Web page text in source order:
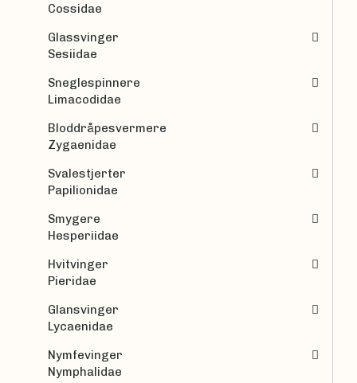
Cossidae
Glassvinger
Sesiidae
Sneglespinnere
Limacodidae
Bloddråpesvermere
Zygaenidae
Svalestjerter
Papilionidae
Smygere
Hesperiidae
Hvitvinger
Pieridae
Glansvinger
Lycaenidae
Nymfevinger
Nymphalidae